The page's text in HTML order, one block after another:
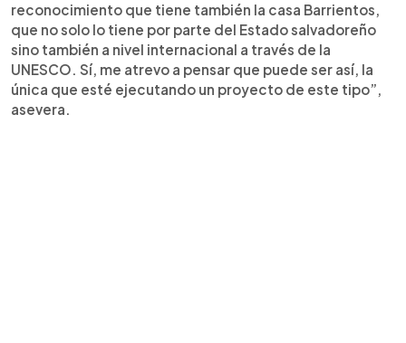
reconocimiento que tiene también la casa Barrientos,
que no solo lo tiene por parte del Estado salvadoreño
sino también a nivel internacional a través de la
UNESCO. Sí, me atrevo a pensar que puede ser así, la
única que esté ejecutando un proyecto de este tipo”,
asevera.